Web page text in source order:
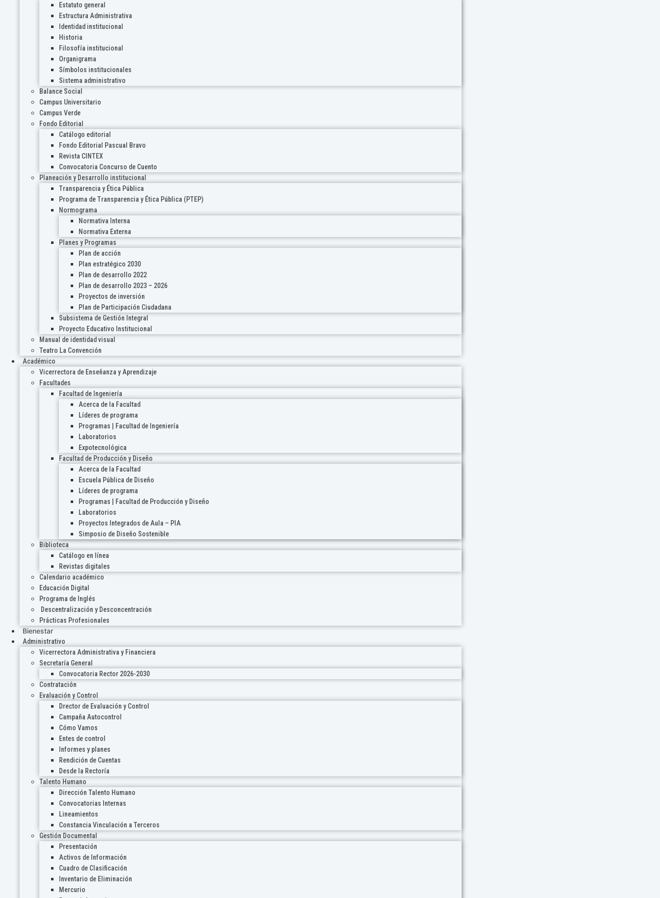
Estatuto general
Estructura Administrativa
Identidad institucional
Historia
Filosofía institucional
Organigrama
Símbolos institucionales
Sistema administrativo
Balance Social
Campus Universitario
Campus Verde
Fondo Editorial
Catálogo editorial
Fondo Editorial Pascual Bravo
Revista CINTEX
Convocatoria Concurso de Cuento
Planeación y Desarrollo institucional
Transparencia y Ética Pública
Programa de Transparencia y Ética Pública (PTEP)
Normograma
Normativa Interna
Normativa Externa
Planes y Programas
Plan de acción
Plan estratégico 2030
Plan de desarrollo 2022
Plan de desarrollo 2023 – 2026
Proyectos de inversión
Plan de Participación Ciudadana
Subsistema de Gestión Integral
Proyecto Educativo Institucional
Manual de identidad visual
Teatro La Convención
Académico
Vicerrectora de Enseñanza y Aprendizaje
Facultades
Facultad de Ingeniería
Acerca de la Facultad
Líderes de programa
Programas | Facultad de Ingeniería
Laboratorios
Expotecnológica
Facultad de Producción y Diseño
Acerca de la Facultad
Escuela Pública de Diseño
Líderes de programa
Programas | Facultad de Producción y Diseño
Laboratorios
Proyectos Integrados de Aula – PIA
Simposio de Diseño Sostenible
Biblioteca
Catálogo en línea
Revistas digitales
Calendario académico
Educación Digital
Programa de Inglés
Descentralización y Desconcentración
Prácticas Profesionales
Bienestar
Administrativo
Vicerrectora Administrativa y Financiera
Secretaría General
Convocatoria Rector 2026-2030
Contratación
Evaluación y Control
Drector de Evaluación y Control
Campaña Autocontrol
Cómo Vamos
Entes de control
Informes y planes
Rendición de Cuentas
Desde la Rectoría
Talento Humano
Dirección Talento Humano
Convocatorias Internas
Lineamientos
Constancia Vinculación a Terceros
Gestión Documental
Presentación
Activos de Información
Cuadro de Clasificación
Inventario de Eliminación
Mercurio